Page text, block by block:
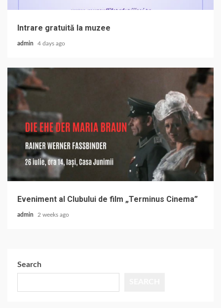
Intrare gratuită la muzee
admin 4 days ago
Eveniment al Clubului de film „Terminus Cinema”
admin 2 weeks ago
Search